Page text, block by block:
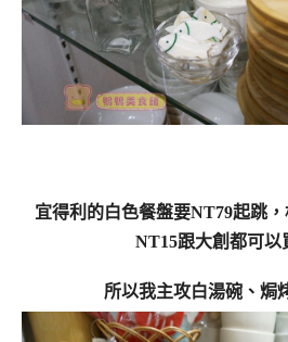
宜得利的白色餐盤要NT79起跳
NT15跟大創都可以
所以我主攻白湯碗、焗